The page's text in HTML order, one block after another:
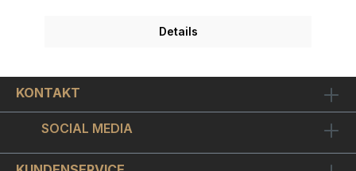
Amerikanischen-Comicserie "Peanuts", auf dem
hier einer der Hauptfiguren der Serie abgebildet
Birthday"!Der "Happy Birthday Snoopy Dollar" ist
auf chromglänzendes Aludibond gedruckt. Optisch
ergibt sich ein sehr schöner Kontrast zwischen
chromglänzenden unbedruckten Bildstellen und
dem ansonsten metallisch matt seidenglänzenden
Bildmotiv.Der mattschwarze Objekt-Bilderrahmen
nimmt das Bild schwebend montiert auf, so dass
Details
KONTAKT
SOCIAL MEDIA